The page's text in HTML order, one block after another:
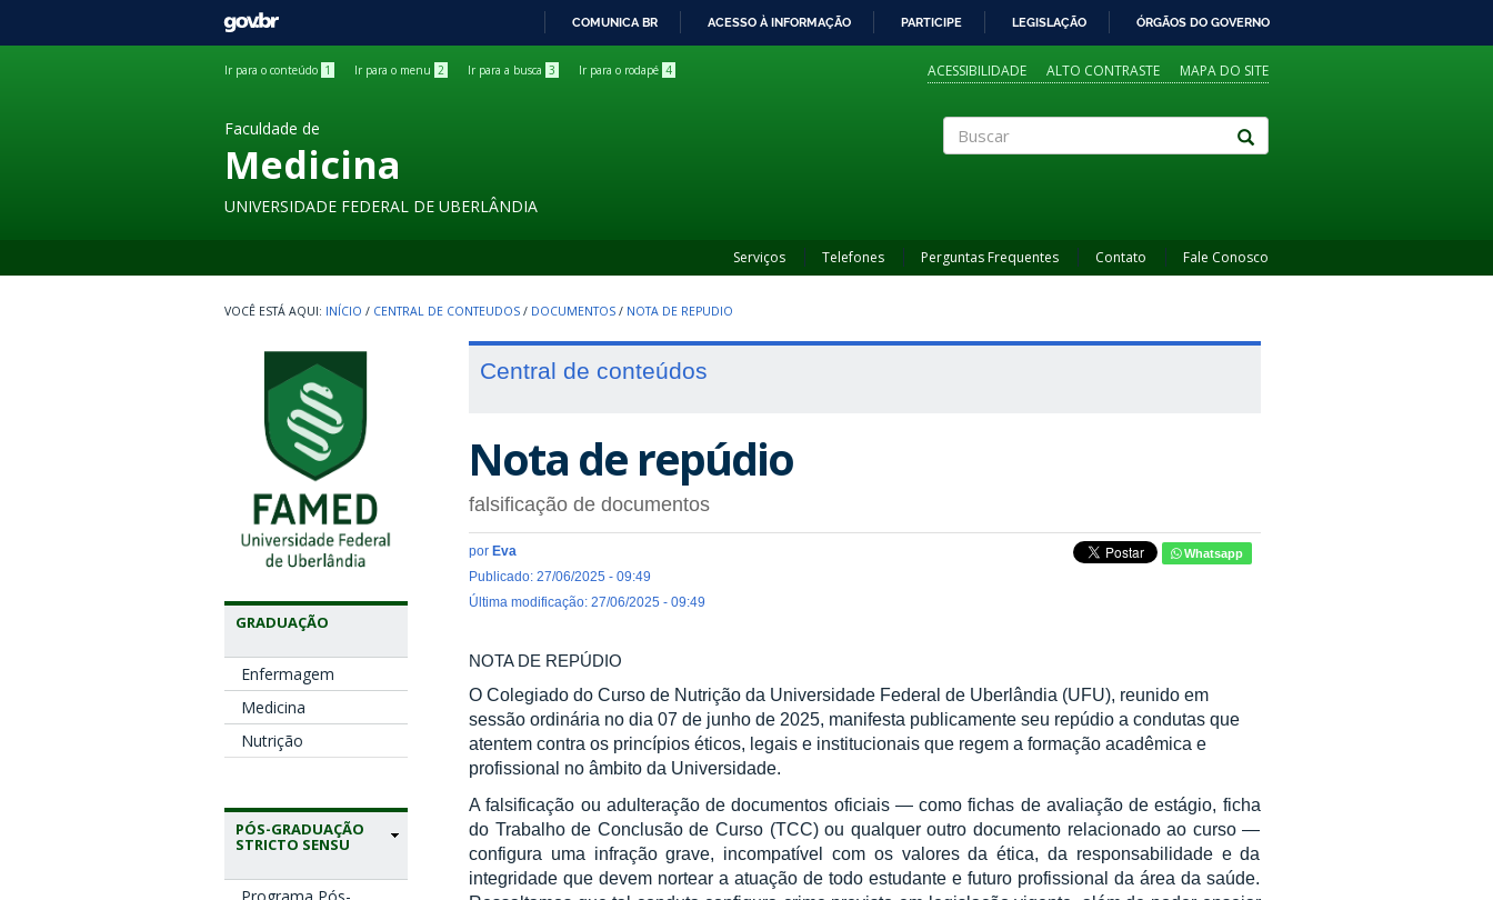
GOVBR
COMUNICA BR ACESSO À INFORMAÇÃO PARTICIPE LEGISLAÇÃO ÓRGÃOS DO GOVERNO
Ir para o conteúdo 1 Ir para o menu 2 Ir para a busca 3 Ir para o rodapé 4 ACESSIBILIDADE ALTO CONTRASTE MAPA DO SITE
Faculdade de
Medicina
UNIVERSIDADE FEDERAL DE UBERLÂNDIA
Serviços Telefones Perguntas Frequentes Contato Fale Conosco
INÍCIO / CENTRAL DE CONTEUDOS / DOCUMENTOS / NOTA DE REPUDIO
GRADUAÇÃO
Enfermagem
Medicina
Nutrição
PÓS-GRADUAÇÃO
STRICTO SENSU
Central de conteúdos
Nota de repúdio
falsificação de documentos
por Eva
Publicado: 27/06/2025 - 09:49
Última modificação: 27/06/2025 - 09:49
Whatsapp
NOTA DE REPÚDIO
O Colegiado do Curso de Nutrição da Universidade Federal de Uberlândia (UFU), reunido em
sessão ordinária no dia 07 de junho de 2025, manifesta publicamente seu repúdio a condutas que
atentem contra os princípios éticos, legais e institucionais que regem a formação acadêmica e
profissional no âmbito da Universidade.
A falsificação ou adulteração de documentos oficiais — como fichas de avaliação de estágio, ficha
do Trabalho de Conclusão de Curso (TCC) ou qualquer outro documento relacionado ao curso —
configura uma infração grave, incompatível com os valores da ética, da responsabilidade e da
integridade que devem nortear a atuação de todo estudante e futuro profissional da área da saúde.